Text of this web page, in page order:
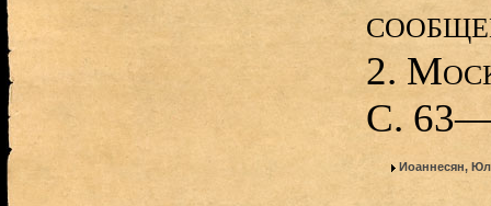
2.
С.
Иоаннесян,